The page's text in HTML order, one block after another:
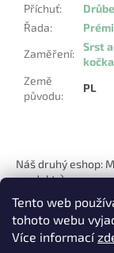
Tento web
tohoto webu
Více informací
Příchuť:
Řada:
Zaměření:
Srst
kočka
Země
původu:
PL
p
Náš druhý eshop:
produkty)